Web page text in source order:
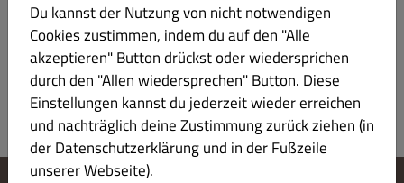
Scharfe Salami
Produktinformation
Du kannst der Nutzung von nicht notwendigen
Cookies zustimmen, indem du auf den "Alle
akzeptieren" Button drückst oder wiedersprichen
durch den "Allen wiedersprechen" Button. Diese
Einstellungen kannst du jederzeit wieder erreichen
und nachträglich deine Zustimmung zurück ziehen (in
der Datenschutzerklärung und in der Fußzeile
unserer Webseite).